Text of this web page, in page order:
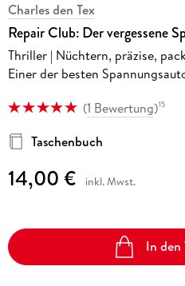
Charles den Tex
Repair Club: Der vergessene
Thriller | Nüchtern, präzise,
Einer der besten
(1 Bewertung)15
Taschenbuch
14,00 € inkl. Mwst.
In den